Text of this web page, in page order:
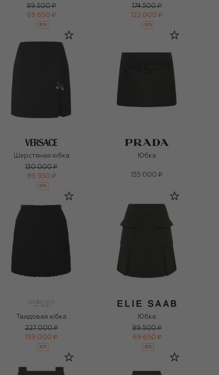
99 500 ₽
69 650 ₽
-30%
174 500 ₽
122 000 ₽
-30%
Шерстяная юбка
130 000 ₽
89 950 ₽
-30%
Юбка
155 000 ₽
Твидовая юбка
227 000 ₽
159 000 ₽
-30%
Юбка
99 500 ₽
69 650 ₽
-30%